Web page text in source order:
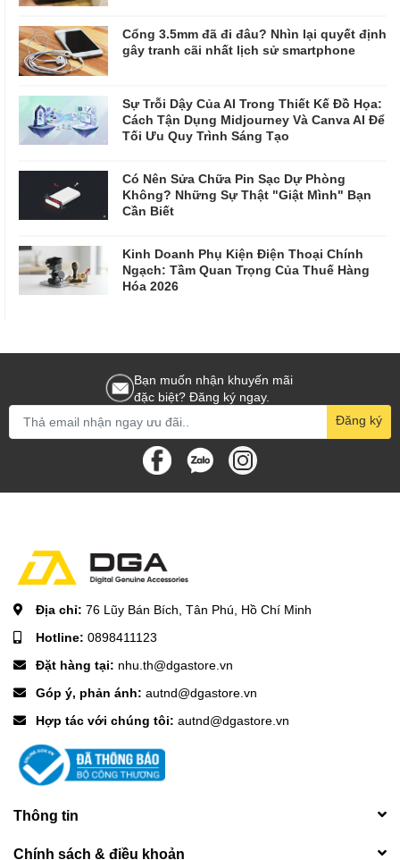
Cổng 3.5mm đã đi đâu? Nhìn lại quyết định
gây tranh cãi nhất lịch sử smartphone
Sự Trỗi Dậy Của AI Trong Thiết Kế Đồ Họa:
Cách Tận Dụng Midjourney Và Canva AI Để
Tối Ưu Quy Trình Sáng Tạo
Có Nên Sửa Chữa Pin Sạc Dự Phòng
Không? Những Sự Thật "Giật Mình" Bạn
Cần Biết
Kinh Doanh Phụ Kiện Điện Thoại Chính
Ngạch: Tầm Quan Trọng Của Thuế Hàng
Hóa 2026
Bạn muốn nhận khuyến mãi
đặc biệt? Đăng ký ngay.
Đăng ký
Địa chỉ: 76 Lũy Bán Bích, Tân Phú, Hồ Chí Minh
Hotline: 0898411123
Đặt hàng tại: nhu.th@dgastore.vn
Góp ý, phản ánh: autnd@dgastore.vn
Hợp tác với chúng tôi: autnd@dgastore.vn
Thông tin
Chính sách & điều khoản